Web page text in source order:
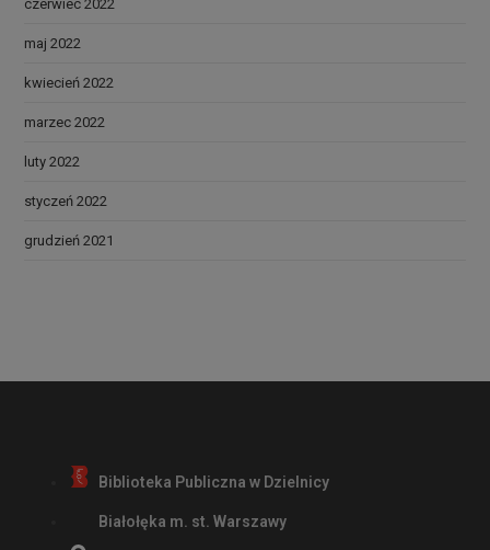
czerwiec 2022
maj 2022
kwiecień 2022
marzec 2022
luty 2022
styczeń 2022
grudzień 2021
Biblioteka Publiczna w Dzielnicy
Białołęka m. st. Warszawy